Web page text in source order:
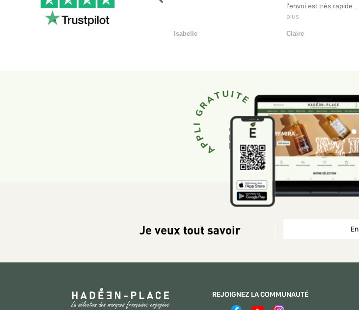
Isabelle
l'envoi est très rapide ...
plus
Claire
Précédent
Je veux tout savoir
REJOIGNEZ LA COMMUNAUTÉ